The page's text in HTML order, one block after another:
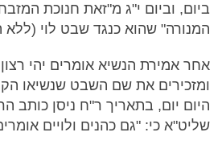
ביום, וביום י"ג מ"זאת חנוכת
המנורה" שהוא כנגד שבט לוי (ללא
אחר אמירת הנשיא אומרים יהי
ומזכירים את שם השבט שנשיאו
היום יום, בתאריך ר"ח ניסן כותב
שליט"א כי: "גם כהנים ולויים